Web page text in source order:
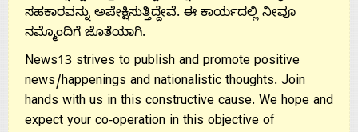
ಸಹಕಾರವನ್ನು ಅಪೇಕ್ಷಿಸುತ್ತಿದ್ದೇವೆ. ಈ ಕಾರ್ಯದಲ್ಲಿ ನೀವೂ
ನಮ್ಮೊಂದಿಗೆ ಜೊತೆಯಾಗಿ.
News13 strives to publish and promote positive
news/happenings and nationalistic thoughts. Join
hands with us in this constructive cause. We hope and
expect your co-operation in this objective of